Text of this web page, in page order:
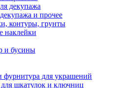
декупажа
и прочее
контуры, грунты
наклейки
и бусины
фурнитура для украшений
шкатулок и ключниц